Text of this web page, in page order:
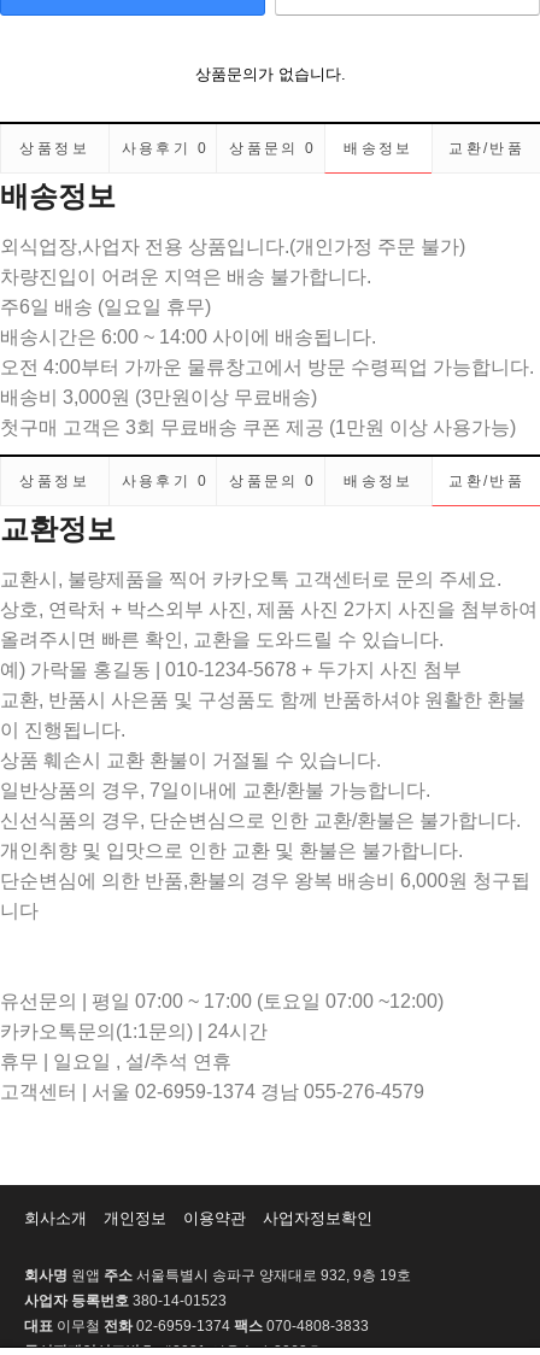
상품문의가 없습니다.
상품정보 사용후기 0 상품문의0 배송정보 교환/반품
배송정보
외식업장,사업자 전용 상품입니다.(개인가정 주문 불가)
차량진입이 어려운 지역은 배송 불가합니다.
주6일 배송 (일요일 휴무)
배송시간은 6:00 ~ 14:00 사이에 배송됩니다.
오전 4:00부터 가까운 물류창고에서 방문 수령픽업 가능합니다.
배송비 3,000원 (3만원이상 무료배송)
첫구매 고객은 3회 무료배송 쿠폰 제공 (1만원 이상 사용가능)
상품정보 사용후기 0 상품문의0 배송정보 교환/반품
교환정보
교환시, 불량제품을 찍어 카카오톡 고객센터로 문의 주세요.
상호, 연락처 + 박스외부 사진, 제품 사진 2가지 사진을 첨부하여
올려주시면 빠른 확인, 교환을 도와드릴 수 있습니다.
예) 가락몰 홍길동 | 010-1234-5678 + 두가지 사진 첨부
교환, 반품시 사은품 및 구성품도 함께 반품하셔야 원활한 환불
이 진행됩니다.
상품 훼손시 교환 환불이 거절될 수 있습니다.
일반상품의 경우, 7일이내에 교환/환불 가능합니다.
신선식품의 경우, 단순변심으로 인한 교환/환불은 불가합니다.
개인취향 및 입맛으로 인한 교환 및 환불은 불가합니다.
단순변심에 의한 반품,환불의 경우 왕복 배송비 6,000원 청구됩
니다
유선문의 | 평일 07:00 ~ 17:00 (토요일 07:00 ~12:00)
카카오톡문의(1:1문의) | 24시간
휴무 | 일요일 , 설/추석 연휴
고객센터 | 서울 02-6959-1374 경남 055-276-4579
회사소개 개인정보 이용약관 사업자정보확인
회사명 원앱 주소 서울특별시 송파구 양재대로 932, 9층 19호
사업자 등록번호 380-14-01523
대표 이무철 전화02-6959-1374 팩스 070-4808-3833
통신판매업신고번호제2021-서울송파-2063호